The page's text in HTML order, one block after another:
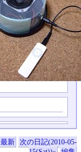
最新
次の日記(2010-05-